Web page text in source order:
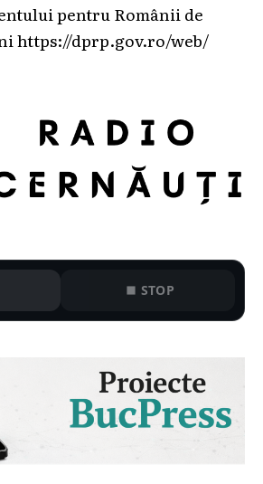
pentru Românii de
https://dprp.gov.ro/web/
STOP